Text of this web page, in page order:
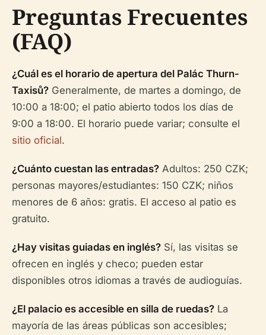
Preguntas Frecuentes
(FAQ)
¿Cuál es el horario de apertura del Palác Thurn-
Taxisů? Generalmente, de martes a domingo, de
10:00 a 18:00; el patio abierto todos los días de
9:00 a 18:00. El horario puede variar; consulte el
sitio oficial.
¿Cuánto cuestan las entradas? Adultos: 250 CZK;
personas mayores/estudiantes: 150 CZK; niños
menores de 6 años: gratis. El acceso al patio es
gratuito.
¿Hay visitas guiadas en inglés? Sí, las visitas se
ofrecen en inglés y checo; pueden estar
disponibles otros idiomas a través de audioguías.
¿El palacio es accesible en silla de ruedas? La
mayoría de las áreas públicas son accesibles;